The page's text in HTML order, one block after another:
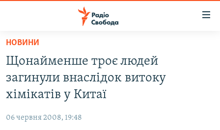
Перейти
основного
матеріалу
Перейти
до
основної
навігації
ВСЕ ЗА ДОБУ
СТАТТІ
ЕКОНОМІКА
РОСІЙСЬКА «ФІЛЬТРАЦІЯ»
НОВИНИ
Щонайменше троє людей
загинули внаслідок витоку
хімікатів у Китаї
06 червня 2008, 19:48